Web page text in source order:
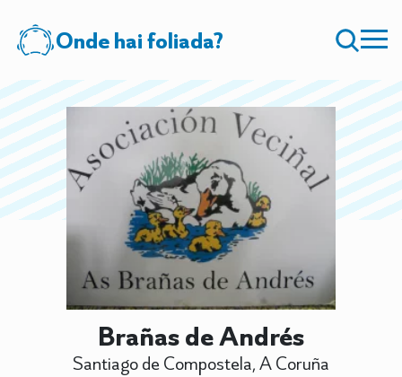
Onde hai foliada?
Brañas de Andrés
Santiago de Compostela, A Coruña